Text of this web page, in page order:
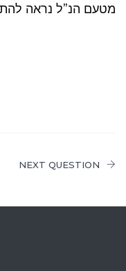
מטעם הנ”ל נראה
NEXT QUESTION